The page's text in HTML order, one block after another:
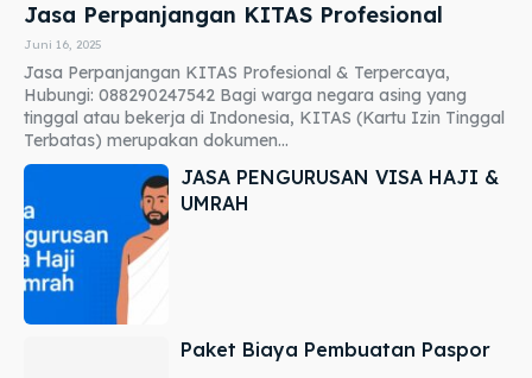
Jasa Perpanjangan KITAS Profesional
Juni 16, 2025
Jasa Perpanjangan KITAS Profesional & Terpercaya,
Hubungi: 088290247542 Bagi warga negara asing yang
tinggal atau bekerja di Indonesia, KITAS (Kartu Izin Tinggal
Terbatas) merupakan dokumen...
JASA PENGURUSAN VISA HAJI &
UMRAH
Paket Biaya Pembuatan Paspor